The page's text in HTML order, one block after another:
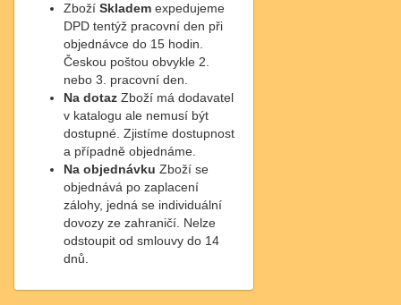
Zboží Skladem expedujeme
DPD tentýž pracovní den při
objednávce do 15 hodin.
Českou poštou obvykle 2.
nebo 3. pracovní den.
Na dotaz Zboží má dodavatel
v katalogu ale nemusí být
dostupné. Zjistíme dostupnost
a případně objednáme.
Na objednávku Zboží se
objednává po zaplacení
zálohy, jedná se individuální
dovozy ze zahraničí. Nelze
odstoupit od smlouvy do 14
dnů.